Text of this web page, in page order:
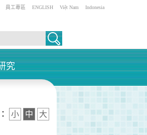
員工專區 ENGLISH Việt Nam Indonesia
究
小 中 大